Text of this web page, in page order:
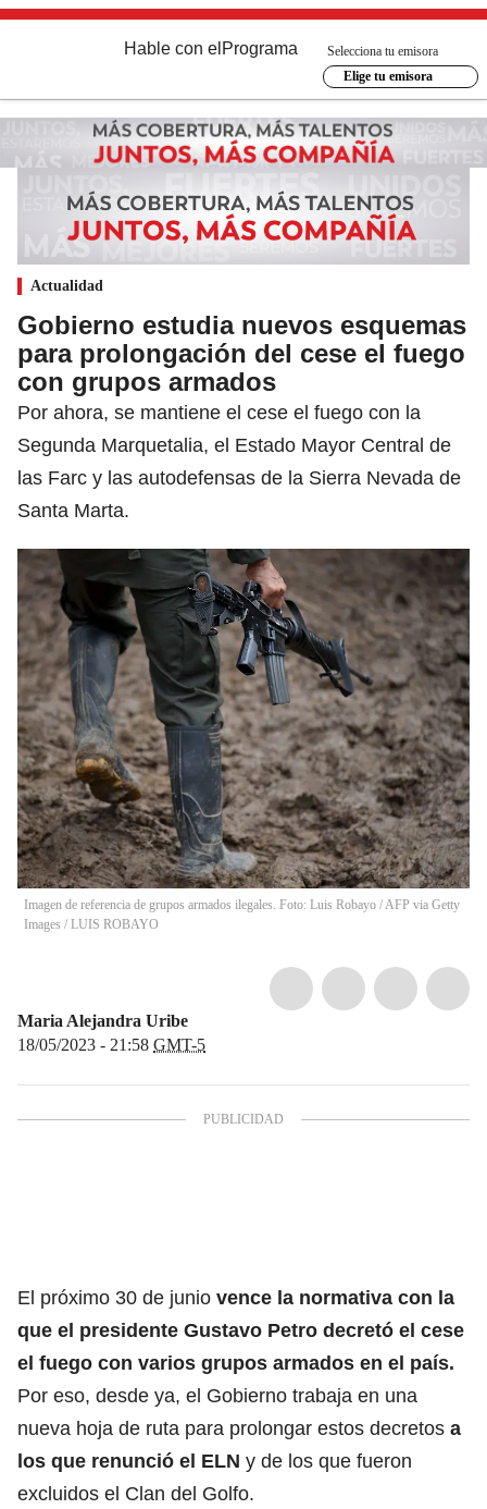
Hable con el Programa
Selecciona tu emisora
Elige tu emisora
Actualidad
Gobierno estudia nuevos esquemas
para prolongación del cese el fuego
con grupos armados
Por ahora, se mantiene el cese el fuego con la
Segunda Marquetalia, el Estado Mayor Central de
las Farc y las autodefensas de la Sierra Nevada de
Santa Marta.
Imagen de referencia de grupos armados ilegales. Foto: Luis Robayo / AFP via Getty
Images / LUIS ROBAYO
Maria Alejandra Uribe
18/05/2023 - 21:58 GMT-5
El próximo 30 de junio vence la normativa con la
que el presidente Gustavo Petro decretó el cese
el fuego con varios grupos armados en el país.
Por eso, desde ya, el Gobierno trabaja en una
nueva hoja de ruta para prolongar estos decretos a
los que renunció el ELN y de los que fueron
excluidos el Clan del Golfo.